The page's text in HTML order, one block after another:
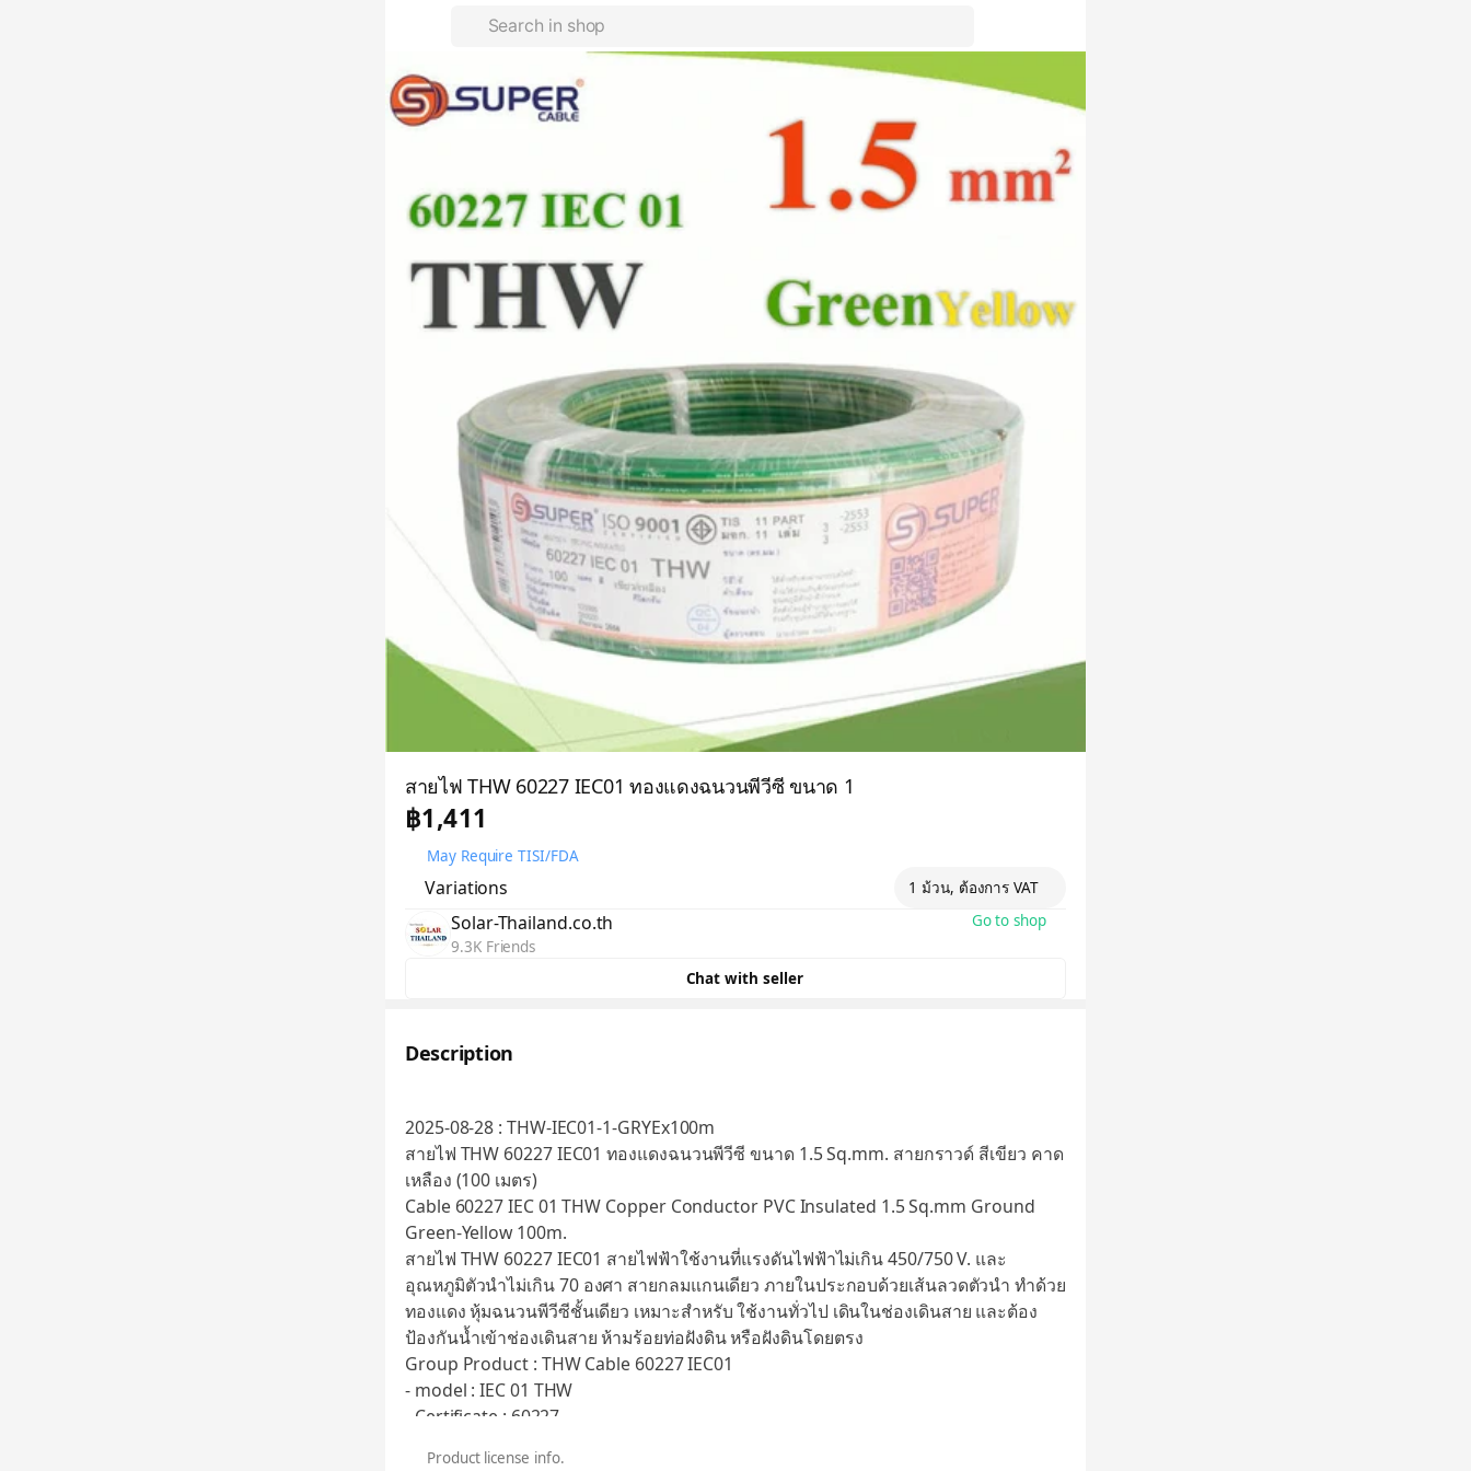
สายไฟ THW 60227 IEC01 ทองแดงฉนวนพีวีซี ขนาด 1
฿1,411
May Require TISI/FDA
Variations 1 ม้วน, ต้องการ VAT
Solar-Thailand.co.th
9.3K Friends
Go to shop
Chat with seller
Description
2025-08-28 : THW-IEC01-1-GRYEx100m
สายไฟ THW 60227 IEC01 ทองแดงฉนวนพีวีซี ขนาด 1.5 Sq.mm. สายกราวด์ สีเขียว คาด
เหลือง (100 เมตร)
Cable 60227 IEC 01 THW Copper Conductor PVC Insulated 1.5 Sq.mm Ground
Green-Yellow 100m.
สายไฟ THW 60227 IEC01 สายไฟฟ้าใช้งานที่แรงดันไฟฟ้าไม่เกิน 450/750 V. และ
อุณหภูมิตัวนำไม่เกิน 70 องศา สายกลมแกนเดียว ภายในประกอบด้วยเส้นลวดตัวนำ ทำด้วย
ทองแดง หุ้มฉนวนพีวีซีชั้นเดียว เหมาะสำหรับ ใช้งานทั่วไป เดินในช่องเดินสาย และต้อง
ป้องกันน้ำเข้าช่องเดินสาย ห้ามร้อยท่อฝังดิน หรือฝังดินโดยตรง
Group Product : THW Cable 60227 IEC01
- model : IEC 01 THW
- Certificate : 60227
Product license info.